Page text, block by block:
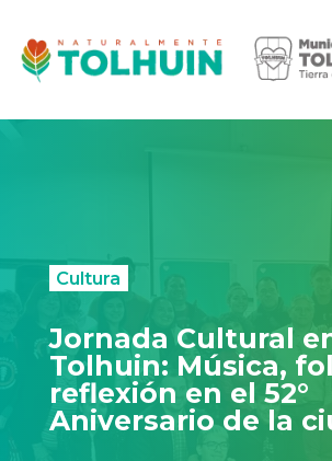
Cultura
Jornada Cultural
Tolhuin: Música,
reflexión en el 52°
Aniversario de la